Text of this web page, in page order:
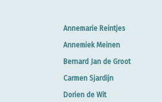
Annemarie Reintjes
Annemiek Meinen
Bernard Jan de Groot
Carmen Sjardijn
Dorien de Wit